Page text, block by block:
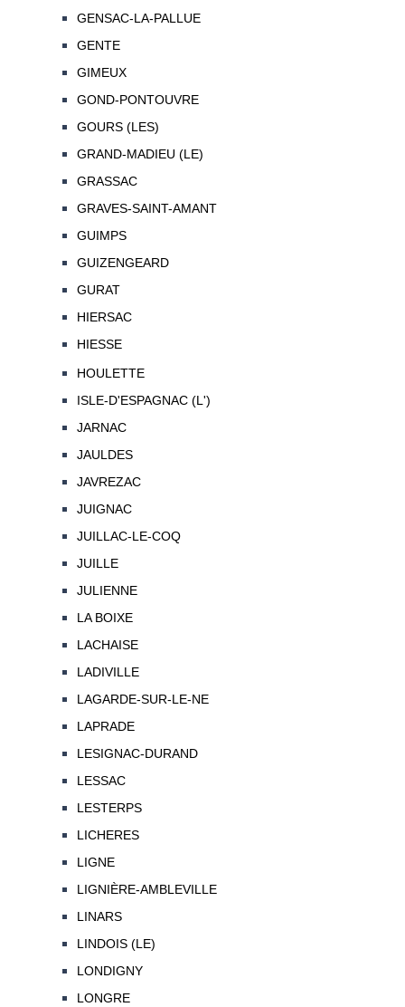
GENSAC-LA-PALLUE
GENTE
GIMEUX
GOND-PONTOUVRE
GOURS (LES)
GRAND-MADIEU (LE)
GRASSAC
GRAVES-SAINT-AMANT
GUIMPS
GUIZENGEARD
GURAT
HIERSAC
HIESSE
HOULETTE
ISLE-D'ESPAGNAC (L')
JARNAC
JAULDES
JAVREZAC
JUIGNAC
JUILLAC-LE-COQ
JUILLE
JULIENNE
LA BOIXE
LACHAISE
LADIVILLE
LAGARDE-SUR-LE-NE
LAPRADE
LESIGNAC-DURAND
LESSAC
LESTERPS
LICHERES
LIGNE
LIGNIÈRE-AMBLEVILLE
LINARS
LINDOIS (LE)
LONDIGNY
LONGRE